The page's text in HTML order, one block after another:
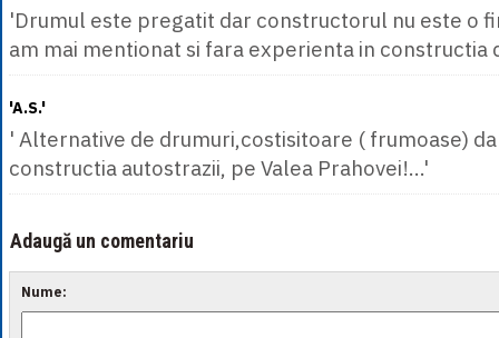
'Drumul este pregatit dar constructorul nu este o
am mai mentionat si fara experienta in constructia
'A.S.'
' Alternative de drumuri,costisitoare ( frumoase)
constructia autostrazii, pe Valea Prahovei!...'
Adaugă un comentariu
Nume: